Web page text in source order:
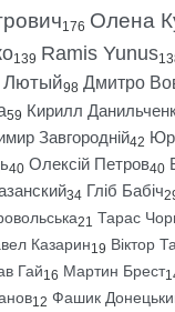
176 Олена
139 Ramis Yunus
Лютый98 Дмитро
59 Кирилл
Завгородній42
40 Олексій Петров40
34 Гліб Бабіч
21 Тарас
Казарин19 Віктор
Гай16 Мартин Брест
12 Фашик